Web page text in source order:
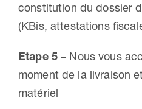
constitution du dossier
(KBis, attestations
Etape 5 – Nous vous
moment de la livraison
matériel